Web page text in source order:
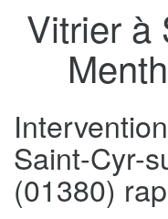
Vitrier à
Saint-Cyr-
(01380)